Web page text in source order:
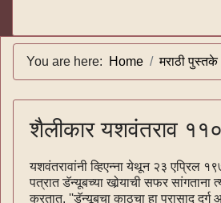
You are here: Home मराठी पुस्तके
शैलीकार यशवंतराव ११०
यशवंतरावांनी व्हिएन्ना येथून २३ एप्रिल
पत्रात डॅन्यूबच्या खोर्‍याची सफर सांगताना
करतात, ''डॅन्यूबचा काठचा हा प्रासाद दुर्ग